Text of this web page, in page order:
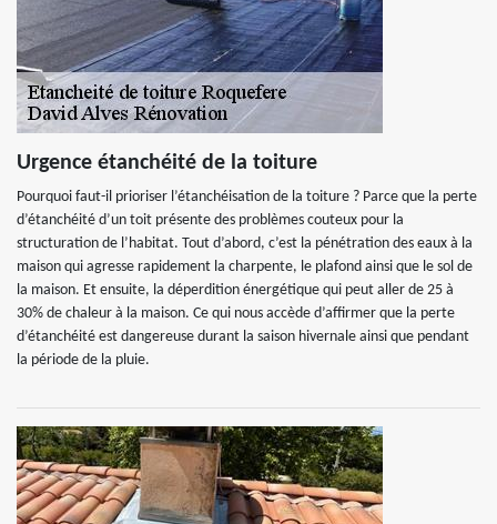
Urgence étanchéité de la toiture
Pourquoi faut-il prioriser l’étanchéisation de la toiture ? Parce que la perte
d’étanchéité d’un toit présente des problèmes couteux pour la
structuration de l’habitat. Tout d’abord, c’est la pénétration des eaux à la
maison qui agresse rapidement la charpente, le plafond ainsi que le sol de
la maison. Et ensuite, la déperdition énergétique qui peut aller de 25 à
30% de chaleur à la maison. Ce qui nous accède d’affirmer que la perte
d’étanchéité est dangereuse durant la saison hivernale ainsi que pendant
la période de la pluie.